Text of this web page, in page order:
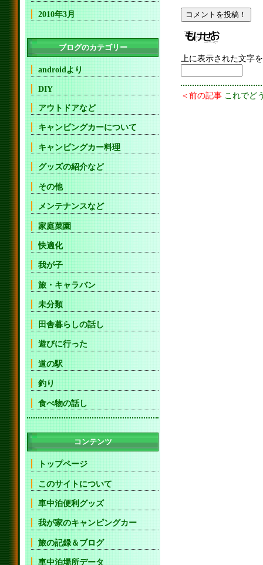
上に表示された文字
＜前の記事 これでど
2010年3月
ブログのカテゴリー
androidより
DIY
アウトドアなど
キャンピングカーについて
キャンピングカー料理
グッズの紹介など
その他
メンテナンスなど
家庭菜園
快適化
我が子
旅・キャラバン
未分類
田舎暮らしの話し
遊びに行った
道の駅
釣り
食べ物の話し
コンテンツ
トップページ
このサイトについて
車中泊便利グッズ
我が家のキャンピングカー
旅の記録＆ブログ
車中泊場所データ